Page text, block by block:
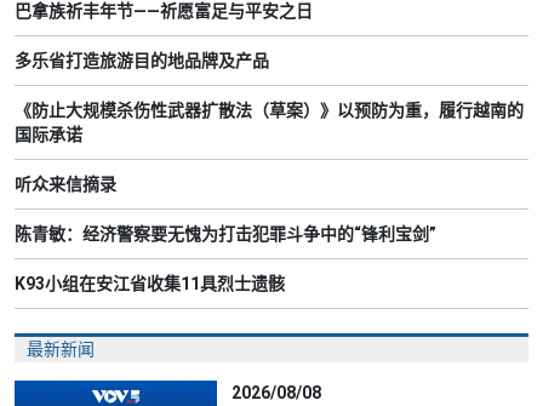
巴拿族祈丰年节——祈愿富足与平安之日
多乐省打造旅游目的地品牌及产品
《防止大规模杀伤性武器扩散法（草案）》以预防为重，履行越南的
国际承诺
听众来信摘录
陈青敏：经济警察要无愧为打击犯罪斗争中的“锋利宝剑”
K93小组在安江省收集11具烈士遗骸
最新新闻
2026/08/08